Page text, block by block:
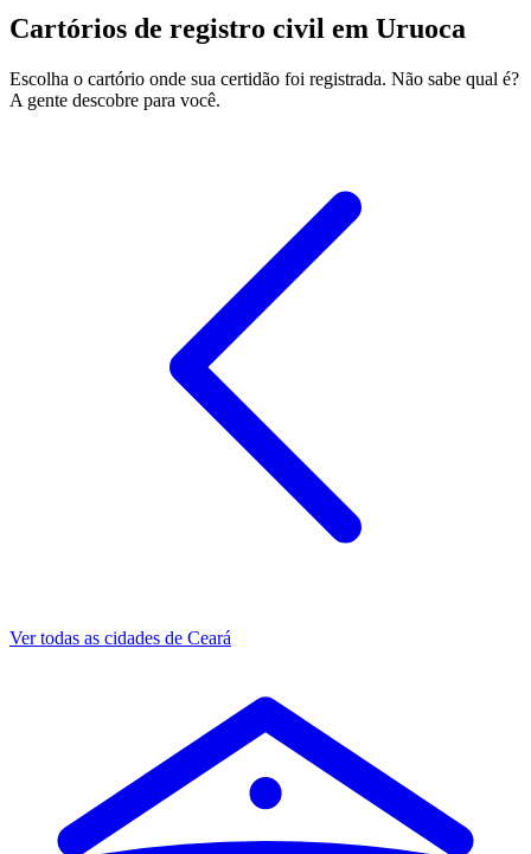
Cartórios de registro civil em Uruoca
Escolha o cartório onde sua certidão foi registrada. Não sabe qual é?
A gente descobre para você.
Ver todas as cidades de Ceará